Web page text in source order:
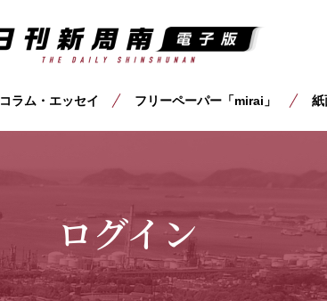
コラム・エッセイ フリーペーパー「mirai」 紙
ログイン